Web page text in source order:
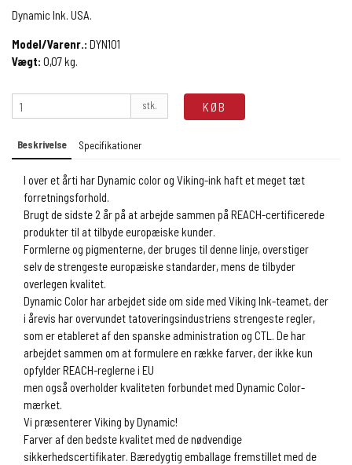
Dynamic Ink. USA.
Model/Varenr.: DYN101
Vægt: 0,07kg.
stk. KØB
Beskrivelse Specifikationer
I over et årti har Dynamic color og Viking-ink haft et meget tæt
forretningsforhold.
Brugt de sidste 2 år på at arbejde sammen på REACH-certificerede
produkter til at tilbyde europæiske kunder.
Formlerne og pigmenterne, der bruges til denne linje, overstiger
selv de strengeste europæiske standarder, mens de tilbyder
overlegen kvalitet.
Dynamic Color har arbejdet side om side med Viking Ink-teamet, der
i årevis har overvundet tatoveringsindustriens strengeste regler,
som er etableret af den spanske administration og CTL. De har
arbejdet sammen om at formulere en række farver, der ikke kun
opfylder REACH-reglerne i EU
men også overholder kvaliteten forbundet med Dynamic Color-
mærket.
Vi præsenterer Viking by Dynamic!
Farver af den bedste kvalitet med de nødvendige
sikkerhedscertifikater. Bæredygtig emballage fremstillet med de